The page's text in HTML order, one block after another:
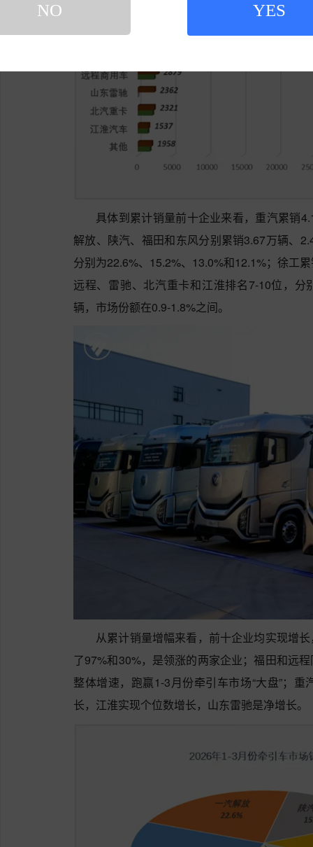
NO YES
具体到累计销量前十企业来看，重汽累销
解放、陕汽、福田和东风分别累销3.67万辆、
分别为22.6%、15.2%、13.0%和12.1%；徐工
远程、雷驰、北汽重卡和江淮排名7-10位，
辆，市场份额在0.9-1.8%之间。
从累计销量增幅来看，前十企业均实现增
了97%和30%，是领涨的两家企业；福田和远
整体增速，跑赢1-3月份牵引车市场“大盘”；
长，江淮实现个位数增长，山东雷驰是净增长。